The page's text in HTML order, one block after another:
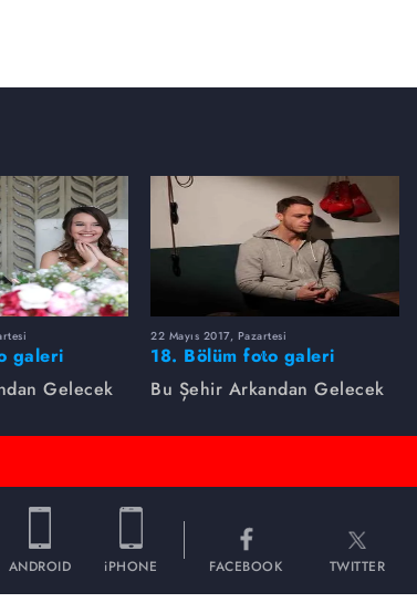
galeri
Gelecek
22 Mayıs 2017, Pazartesi
18. Bölüm foto galeri
Bu Şehir Arkandan Gelecek
ANDROID iPHONE FACEBOOK TWITTER